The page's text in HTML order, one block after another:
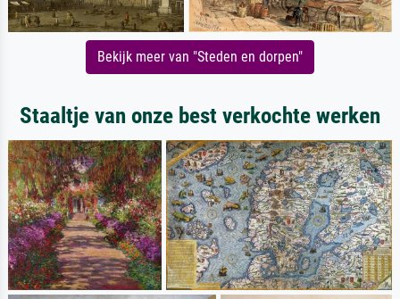
Bekijk meer van "Steden en dorpen"
Staaltje van onze best verkochte werken